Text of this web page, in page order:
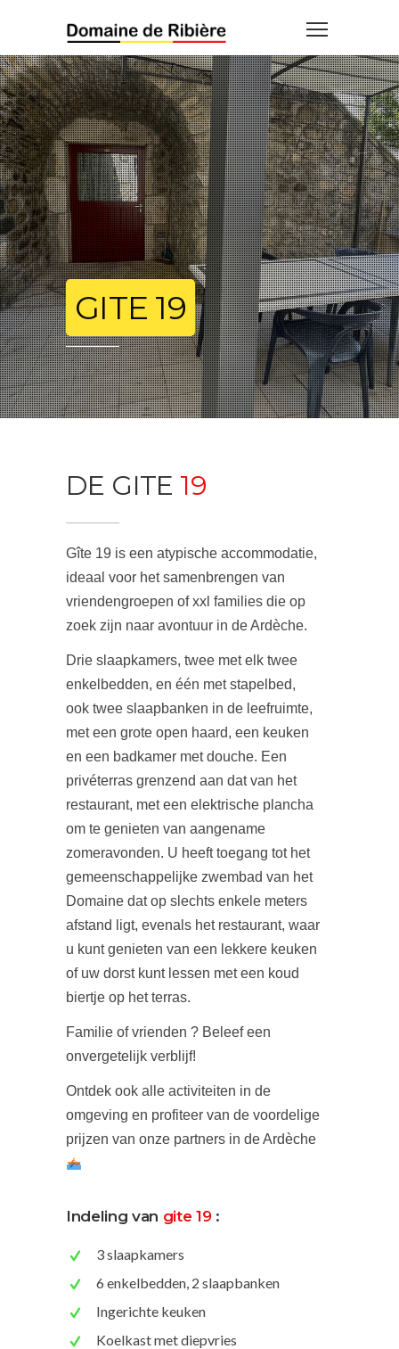
GITE 19
DE GITE 19
Gîte 19 is een atypische accommodatie,
ideaal voor het samenbrengen van
vriendengroepen of xxl families die op
zoek zijn naar avontuur in de Ardèche.
Drie slaapkamers, twee met elk twee
enkelbedden, en één met stapelbed,
ook twee slaapbanken in de leefruimte,
met een grote open haard, een keuken
en een badkamer met douche. Een
privéterras grenzend aan dat van het
restaurant, met een elektrische plancha
om te genieten van aangename
zomeravonden. U heeft toegang tot het
gemeenschappelijke zwembad van het
Domaine dat op slechts enkele meters
afstand ligt, evenals het restaurant, waar
u kunt genieten van een lekkere keuken
of uw dorst kunt lessen met een koud
biertje op het terras.
Familie of vrienden ? Beleef een
onvergetelijk verblijf!
Ontdek ook alle activiteiten in de
omgeving en profiteer van de voordelige
prijzen van onze partners in de Ardèche
Indeling van gite 19:
3 slaapkamers
6 enkelbedden, 2 slaapbanken
Ingerichte keuken
Koelkast met diepvries